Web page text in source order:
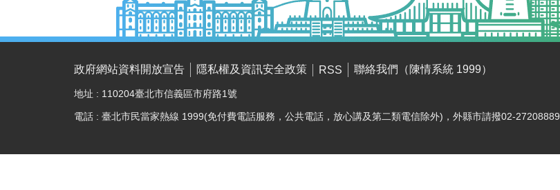
政府網站資料開放宣告 隱私權及資訊安全政策 RSS 聯絡我們（陳情系統 1999）
地址 : 110204臺北市信義區市府路1號
電話 : 臺北市民當家熱線 1999(免付費電話服務，公共電話，放心講及第二類電信除外)，外縣市請撥02-27208889